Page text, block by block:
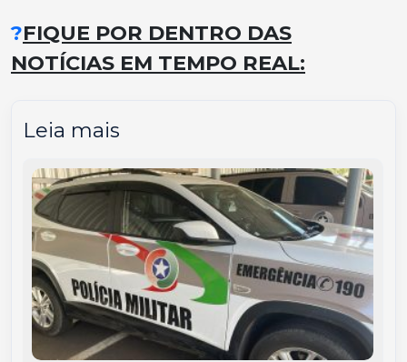
?FIQUE POR DENTRO DAS
NOTÍCIAS EM TEMPO REAL:
Leia mais